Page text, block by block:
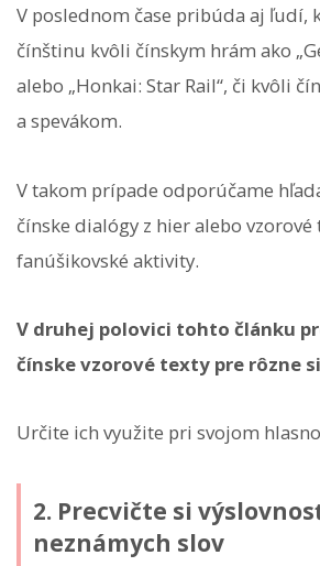
V poslednom čase pribúda aj ľudí,
čínštinu kvôli čínskym hrám ako
alebo „Honkai: Star Rail“, či kvôli
a spevákom.
V takom prípade odporúčame
čínske dialógy z hier alebo vzorové
fanúšikovské aktivity.
V druhej polovici tohto článku
čínske vzorové texty pre rôzne
Určite ich využite pri svojom
2. Precvičte si
neznámych slov